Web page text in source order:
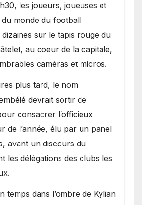
les joueurs, joueuses et
monde du football
sur le tapis rouge du
au coeur de la capitale,
caméras et micros.
plus tard, le nom
devrait sortir de
consacrer l’officieux
de l’année, élu par un panel
avant un discours du
les délégations des clubs les
temps dans l’ombre de Kylian